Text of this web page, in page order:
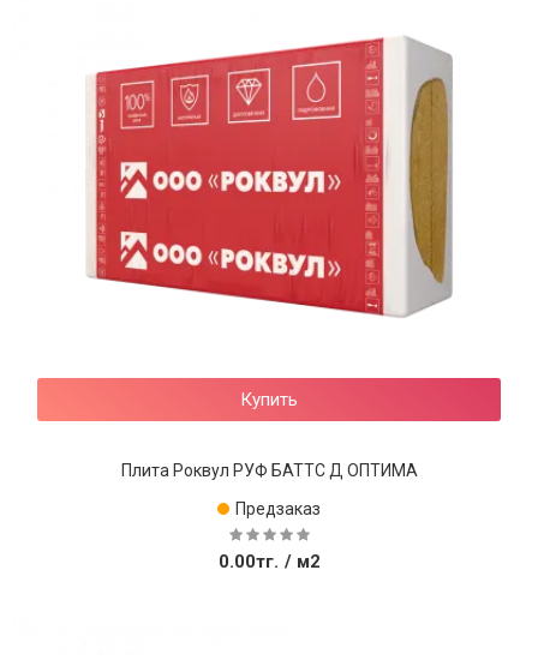
Купить
Плита Роквул РУФ БАТТС Д ОПТИМА
Предзаказ
0.00тг. / м2